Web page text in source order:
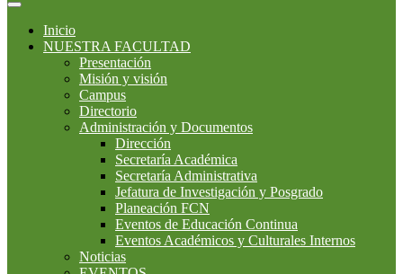
Inicio
NUESTRA FACULTAD
Presentación
Misión y visión
Campus
Directorio
Administración y Documentos
Dirección
Secretaría Académica
Secretaría Administrativa
Jefatura de Investigación y Posgrado
Planeación FCN
Eventos de Educación Continua
Eventos Académicos y Culturales Internos
Noticias